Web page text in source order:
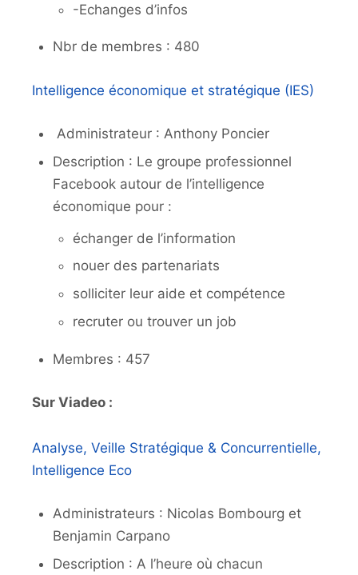
-Echanges d’infos
Nbr de membres : 480
Intelligence économique et stratégique (IES)
Administrateur : Anthony Poncier
Description : Le groupe professionnel
Facebook autour de l’intelligence
économique pour :
échanger de l’information
nouer des partenariats
solliciter leur aide et compétence
recruter ou trouver un job
Membres : 457
Sur Viadeo :
Analyse, Veille Stratégique & Concurrentielle,
Intelligence Eco
Administrateurs : Nicolas Bombourg et
Benjamin Carpano
Description : A l’heure où chacun